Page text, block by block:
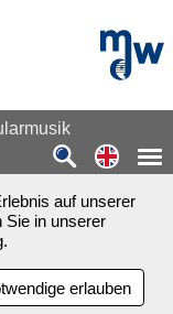
mdw -
auf unserer
Sie in unserer
.
erlauben